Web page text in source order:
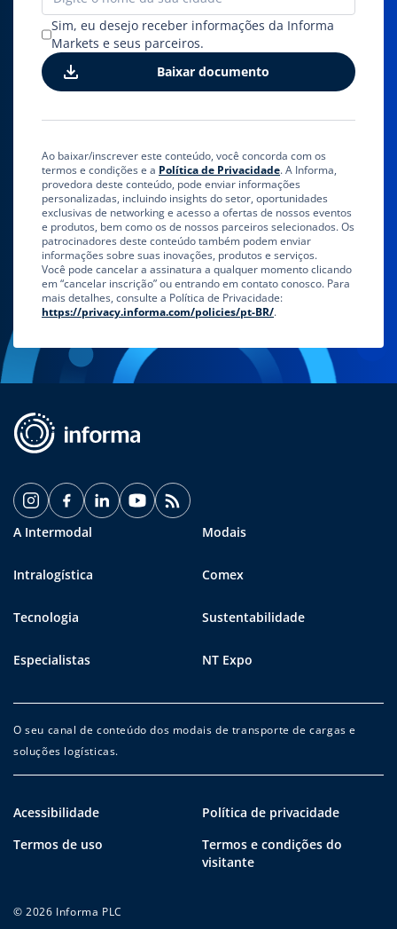
Sim, eu desejo receber informações da Informa
Markets e seus parceiros.
Ao baixar/inscrever este conteúdo, você concorda com os
termos e condições e a Política de Privacidade. A Informa,
provedora deste conteúdo, pode enviar informações
personalizadas, incluindo insights do setor, oportunidades
exclusivas de networking e acesso a ofertas de nossos eventos
e produtos, bem como os de nossos parceiros selecionados. Os
patrocinadores deste conteúdo também podem enviar
informações sobre suas inovações, produtos e serviços.
Você pode cancelar a assinatura a qualquer momento clicando
em “cancelar inscrição” ou entrando em contato conosco. Para
mais detalhes, consulte a Política de Privacidade:
https://privacy.informa.com/policies/pt-BR/.
A Intermodal Modais
Intralogística Comex
Tecnologia Sustentabilidade
Especialistas NT Expo
O seu canal de conteúdo dos modais de transporte de cargas e
soluções logísticas.
Acessibilidade
Política de privacidade
Termos de uso
Termos e condições do
visitante
© 2026 Informa PLC